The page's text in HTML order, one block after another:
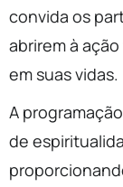
convida os
abrirem à
em suas vidas.
A
de